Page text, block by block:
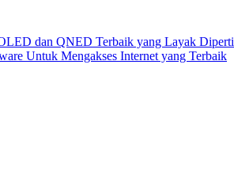
dan QNED Terbaik yang Layak
Untuk Mengakses Internet yang Terbaik